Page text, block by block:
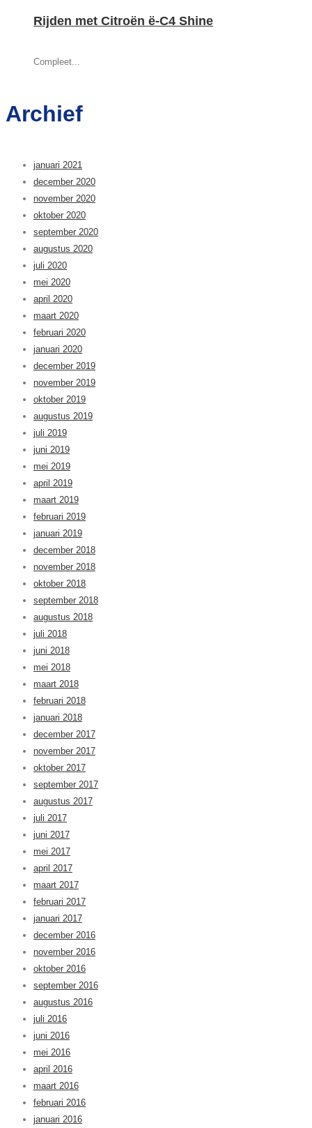
Rijden met Citroën ë-C4 Shine
Compleet...
Archief
januari 2021
december 2020
november 2020
oktober 2020
september 2020
augustus 2020
juli 2020
mei 2020
april 2020
maart 2020
februari 2020
januari 2020
december 2019
november 2019
oktober 2019
augustus 2019
juli 2019
juni 2019
mei 2019
april 2019
maart 2019
februari 2019
januari 2019
december 2018
november 2018
oktober 2018
september 2018
augustus 2018
juli 2018
juni 2018
mei 2018
maart 2018
februari 2018
januari 2018
december 2017
november 2017
oktober 2017
september 2017
augustus 2017
juli 2017
juni 2017
mei 2017
april 2017
maart 2017
februari 2017
januari 2017
december 2016
november 2016
oktober 2016
september 2016
augustus 2016
juli 2016
juni 2016
mei 2016
april 2016
maart 2016
februari 2016
januari 2016